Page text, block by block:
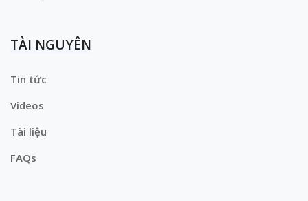
TÀI NGUYÊN
Tin tức
Videos
Tài liệu
FAQs